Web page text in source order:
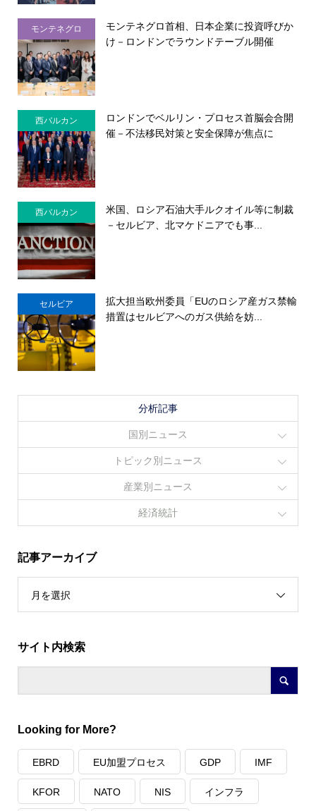
モンテネグロ
モンテネグロ首相、日本企業に投資呼びか
け－ロンドンでラウンドテーブル開催
西バルカン
ロンドンでベルリン・プロセス首脳会合開
催－不法移民対策と安全保障が焦点に
西バルカン
米国、ロシア石油大手ルクオイル等に制裁
－セルビア、北マケドニアでも事...
セルビア
拡大担当欧州委員「EUのロシア産ガス禁輸
措置はセルビアへのガス供給を妨...
分析記事
国別ニュース
トピック別ニュース
産業別ニュース
経済統計
記事アーカイブ
月を選択
サイト内検索
Looking for More?
EBRD EU加盟プロセス GDP IMF
KFOR NATO NIS インフラ